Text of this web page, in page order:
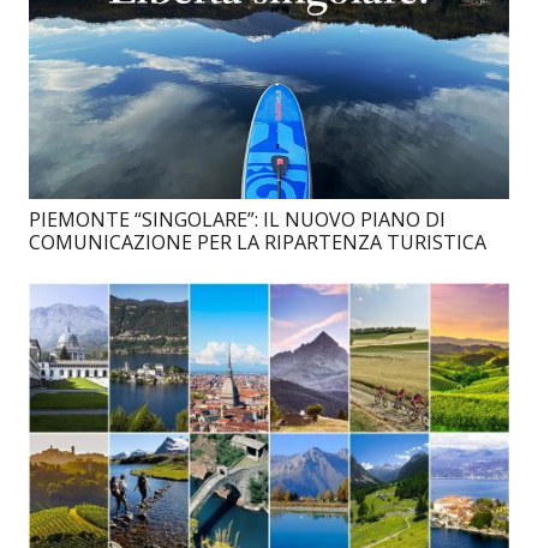
PIEMONTE “SINGOLARE”: IL NUOVO PIANO DI
COMUNICAZIONE PER LA RIPARTENZA TURISTICA